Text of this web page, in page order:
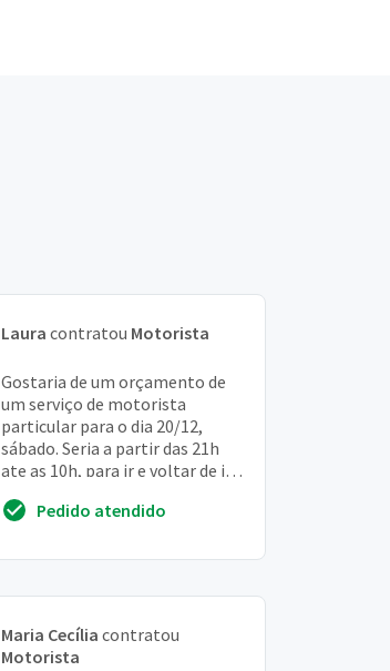
Laura contratou Motorista
Gostaria de um orçamento de
um serviço de motorista
particular para o dia 20/12,
sábado. Seria a partir das 21h
ate as 10h, para ir e voltar de itu,
jardi...Pedido atendido
Maria Cecília contratou
Motorista